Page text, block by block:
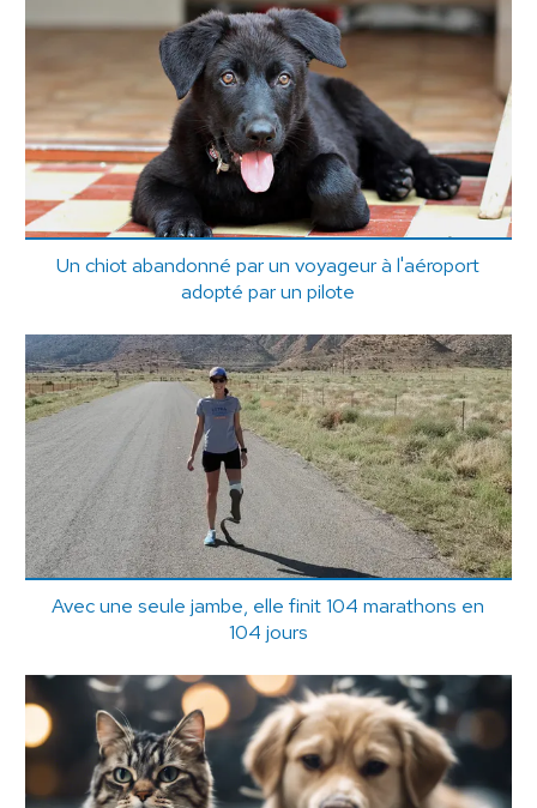
Un chiot abandonné par un voyageur à l'aéroport
adopté par un pilote
Avec une seule jambe, elle finit 104 marathons en
104 jours